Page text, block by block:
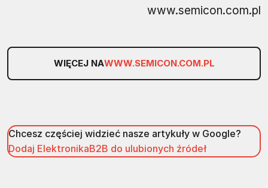
www.semicon.com.pl
WIĘCEJ NAWWW.SEMICON.COM.PL
Chcesz częściej widzieć nasze artykuły w Google?
Dodaj ElektronikaB2B do ulubionych źródeł